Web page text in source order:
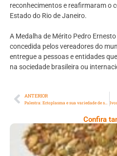
reconhecimentos e reafirmaram o
Estado do Rio de Janeiro.
A Medalha de Mérito Pedro
concedida pelos vereadores do
entregue a pessoas e entidades
na sociedade brasileira ou
ANTERIOR
Confira